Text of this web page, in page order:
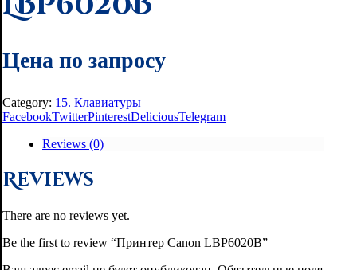
Цена по запросу
Category: 15. Клавиатуры
FacebookTwitterPinterestDeliciousTelegram
Reviews (0)
Reviews
There are no reviews yet.
Be the first to review “Принтер Canon LBP6020B”